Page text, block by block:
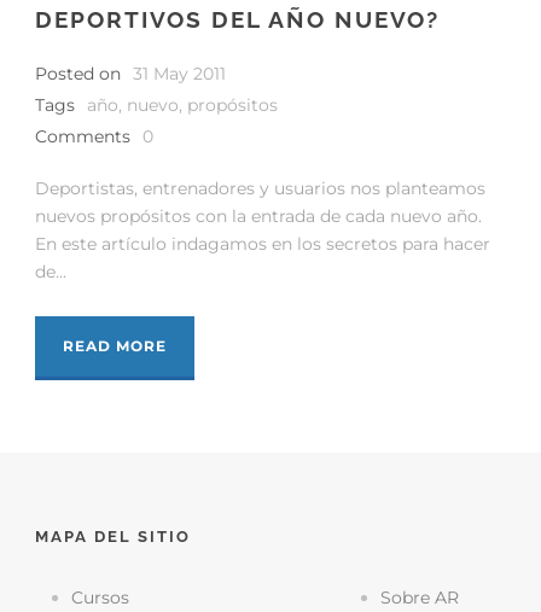
DEPORTIVOS DEL AÑO NUEVO?
Posted on 31 May 2011
Tags
año, nuevo, propósitos
Comments
0
Deportistas, entrenadores y usuarios nos planteamos
nuevos propósitos con la entrada de cada nuevo año.
En este artículo indagamos en los secretos para hacer
de...
READ MORE
MAPA DEL SITIO
Cursos
Sobre AR